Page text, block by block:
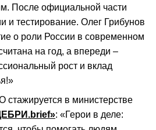
После официальной части
и тестирование. Олег Грибунов
о роли России в современном
на год, а впереди –
рост и вклад
стажируется в министерстве
: «Герои в деле: